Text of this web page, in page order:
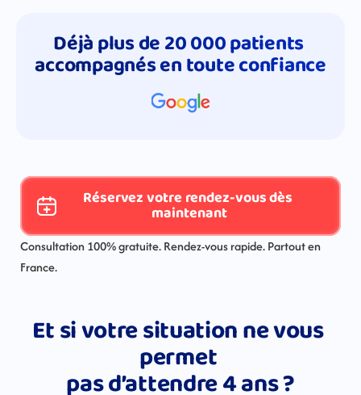
Déjà plus de 20 000 patients
accompagnés en toute confiance
Réservez votre rendez-vous dès
maintenant
Consultation 100% gratuite. Rendez-vous rapide. Partout en
France.
Et si votre situation ne vous
permet
pas d’attendre 4 ans ?